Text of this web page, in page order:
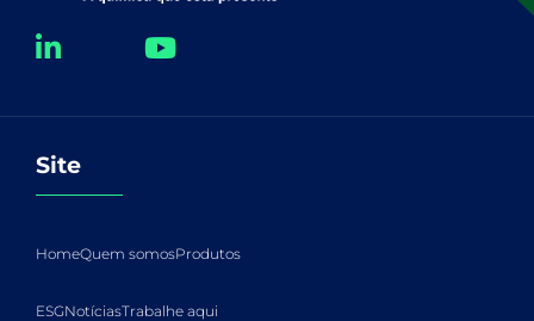
Site
HomeQuem somosProdutos
ESGNotíciasTrabalhe aqui